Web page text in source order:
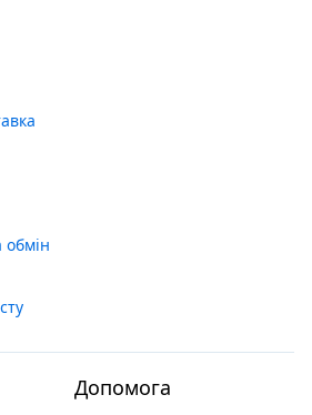
Допомога